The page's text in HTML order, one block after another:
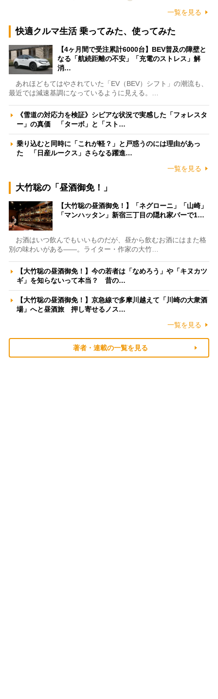
一覧を見る
快適クルマ生活 乗ってみた、使ってみた
【4ヶ月間で受注累計6000台】BEV普及の障壁と
なる「航続距離の不安」「充電のストレス」解
消…
あれほどもてはやされていた「EV（BEV）シフト」の潮流も、
最近では減速基調になっているように見える。…
《雪道の対応力を検証》シビアな状況で実感した「フォレスタ
ー」の真価 「ターボ」と「スト…
乗り込むと同時に「これが軽？」と戸惑うのには理由があっ
た 「日産ルークス」さらなる躍進…
一覧を見る
大竹聡の「昼酒御免！」
【大竹聡の昼酒御免！】「ネグローニ」「山崎」
「マンハッタン」新宿三丁目の隠れ家バーで1…
お酒はいつ飲んでもいいものだが、昼から飲むお酒にはまた格
別の味わいがある――。ライター・作家の大竹…
【大竹聡の昼酒御免！】今の若者は「なめろう」や「キヌカツ
ギ」を知らないって本当？ 昔の…
【大竹聡の昼酒御免！】京急線で多摩川越えて「川崎の大衆酒
場」へと昼酒旅 押し寄せるノス…
一覧を見る
著者・連載の一覧を見る